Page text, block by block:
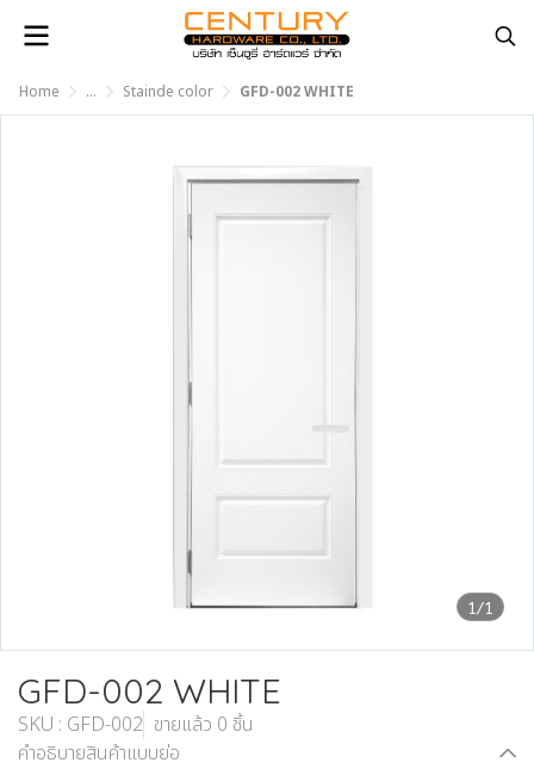
Home ... Stainde color GFD-002 WHITE
1/1
GFD-002 WHITE
SKU : GFD-002 ขายแล้ว 0 ชิ้น
คำอธิบายสินค้าแบบย่อ